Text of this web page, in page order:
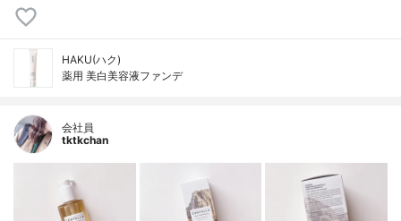
HAKU(ハク)
薬用 美白美容液ファンデ
会社員
tktkchan